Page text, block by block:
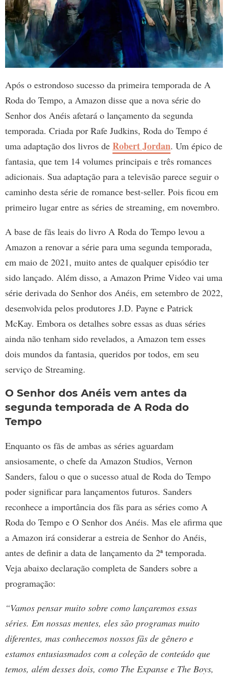
Após o estrondoso sucesso da primeira temporada de A
Roda do Tempo, a Amazon disse que a nova série do
Senhor dos Anéis afetará o lançamento da segunda
temporada. Criada por Rafe Judkins, Roda do Tempo é
uma adaptação dos livros de Robert Jordan. Um épico de
fantasia, que tem 14 volumes principais e três romances
adicionais. Sua adaptação para a televisão parece seguir o
caminho desta série de romance best-seller. Pois ficou em
primeiro lugar entre as séries de streaming, em novembro.
A base de fãs leais do livro A Roda do Tempo levou a
Amazon a renovar a série para uma segunda temporada,
em maio de 2021, muito antes de qualquer episódio ter
sido lançado. Além disso, a Amazon Prime Video vai uma
série derivada do Senhor dos Anéis, em setembro de 2022,
desenvolvida pelos produtores J.D. Payne e Patrick
McKay. Embora os detalhes sobre essas as duas séries
ainda não tenham sido revelados, a Amazon tem esses
dois mundos da fantasia, queridos por todos, em seu
serviço de Streaming.
O Senhor dos Anéis vem antes da
segunda temporada de A Roda do
Tempo
Enquanto os fãs de ambas as séries aguardam
ansiosamente, o chefe da Amazon Studios, Vernon
Sanders, falou o que o sucesso atual de Roda do Tempo
poder significar para lançamentos futuros. Sanders
reconhece a importância dos fãs para as séries como A
Roda do Tempo e O Senhor dos Anéis. Mas ele afirma que
a Amazon irá considerar a estreia de Senhor do Anéis,
antes de definir a data de lançamento da 2ª temporada.
Veja abaixo declaração completa de Sanders sobre a
programação:
“Vamos pensar muito sobre como lançaremos essas
séries. Em nossas mentes, eles são programas muito
diferentes, mas conhecemos nossos fãs de gênero e
estamos entusiasmados com a coleção de conteúdo que
temos, além desses dois, como The Expanse e The Boys,